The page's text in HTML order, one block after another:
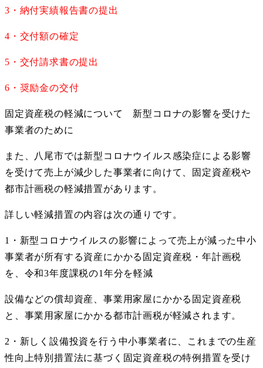
3・納付実績報告書の提出
4・交付額の確定
5・交付請求書の提出
6・奨励金の交付
固定資産税の軽減について 新型コロナの影響を受けた
事業者のために
また、八尾市では新型コロナウイルス感染症による影響
を受けて売上が減少した事業者に向けて、固定資産税や
都市計画税の軽減措置があります。
詳しい軽減措置の内容は次の通りです。
1・新型コロナウイルスの影響によって売上が減った中小
事業者が所有する資産にかかる固定資産税・年計画税
を、令和3年度課税の1年分を軽減
設備などの償却資産、事業用家屋にかかる固定資産税
と、事業用家屋にかかる都市計画税が軽減されます。
2・新しく設備投資を行う中小事業者に、これまでの生産
性向上特別措置法に基づく固定資産税の特例措置を受け